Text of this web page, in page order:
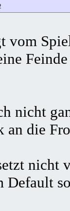
vom
nicht
an die
nicht